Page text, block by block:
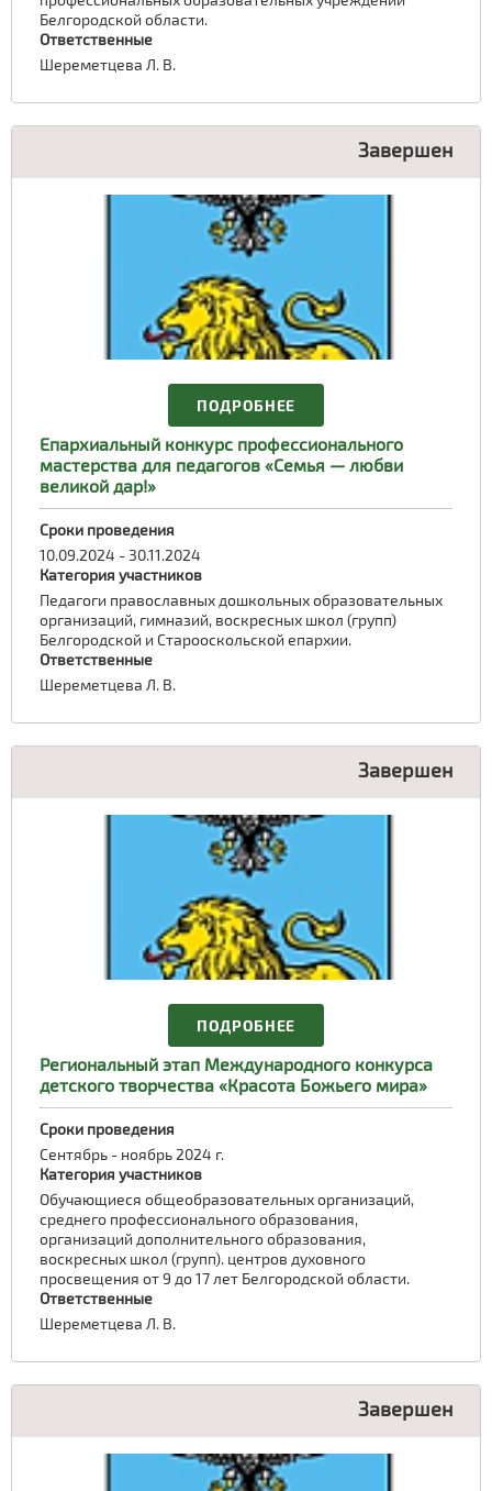
Белгородской области.
Ответственные
Шереметцева Л. В.
Завершен
ПОДРОБНЕЕ
Епархиальный конкурс профессионального
мастерства для педагогов «Семья — любви
великой дар!»
Сроки проведения
10.09.2024 - 30.11.2024
Категория участников
Педагоги православных дошкольных образовательных
организаций, гимназий, воскресных школ (групп)
Белгородской и Старооскольской епархии.
Ответственные
Шереметцева Л. В.
Завершен
ПОДРОБНЕЕ
Региональный этап Международного конкурса
детского творчества «Красота Божьего мира»
Сроки проведения
Сентябрь - ноябрь 2024 г.
Категория участников
Обучающиеся общеобразовательных организаций,
среднего профессионального образования,
организаций дополнительного образования,
воскресных школ (групп). центров духовного
просвещения от 9 до 17 лет Белгородской области.
Ответственные
Шереметцева Л. В.
Завершен